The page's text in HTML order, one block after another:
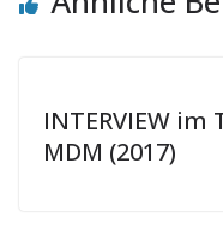
INTERVIEW
MDM (2017)